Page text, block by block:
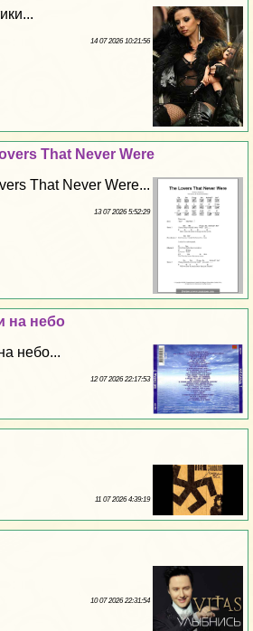
14 07 2026 10:21:56
That Never Were
That Never Were...
13 07 2026 5:52:29
на небо
небо...
12 07 2026 22:17:53
11 07 2026 4:39:19
10 07 2026 22:31:54